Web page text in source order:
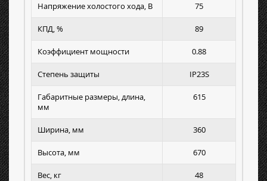
Напряжение холостого хода, В 75
КПД, % 89
Коэффициент мощности 0.88
Степень защиты IP23S
Габаритные размеры, длина,
мм
615
Ширина, мм 360
Высота, мм 670
Вес, кг 48